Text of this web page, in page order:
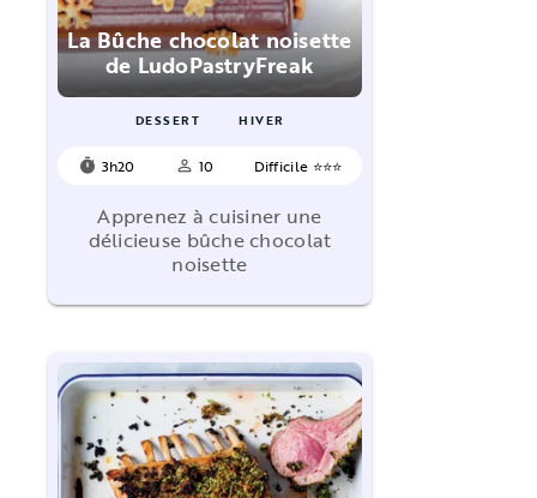
La Bûche chocolat noisette
de LudoPastryFreak
DESSERT HIVER
timer 3h20 person_outline 10 Difficile ⭐⭐⭐
Apprenez à cuisiner une
délicieuse bûche chocolat
noisette